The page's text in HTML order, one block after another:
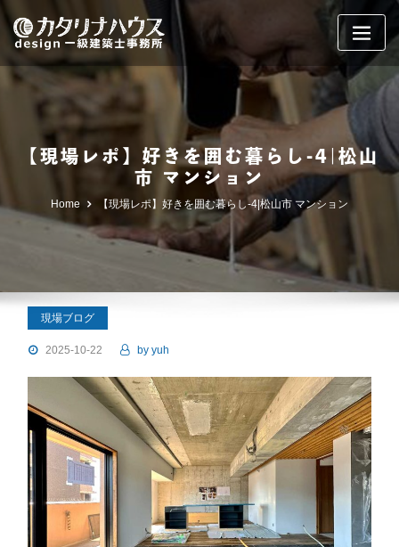
content
【現場レポ】好きを囲む暮らし-4|松山
市 マンション
Home 【現場レポ】好きを囲む暮らし-4|松山市 マンション
現場ブログ
2025-10-22 by yuh